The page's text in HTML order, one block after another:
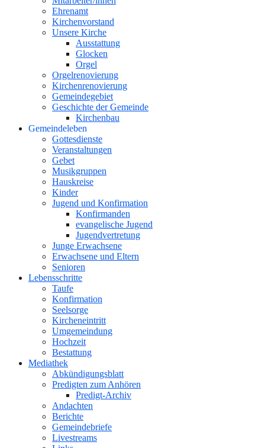
Ehrenamt
Kirchenvorstand
Unsere Kirche
Ausstattung
Glocken
Orgel
Orgelrenovierung
Kirchenrenovierung
Gemeindegebiet
Geschichte der Gemeinde
Kirchenbau
Gemeindeleben
Gottesdienste
Veranstaltungen
Gebet
Musikgruppen
Hauskreise
Kinder
Jugend und Konfirmation
Konfirmanden
evangelische Jugend
Jugendvertretung
Junge Erwachsene
Erwachsene und Eltern
Senioren
Lebensschritte
Taufe
Konfirmation
Seelsorge
Kircheneintritt
Umgemeindung
Hochzeit
Bestattung
Mediathek
Abkündigungsblatt
Predigten zum Anhören
Predigt-Archiv
Andachten
Berichte
Gemeindebriefe
Livestreams